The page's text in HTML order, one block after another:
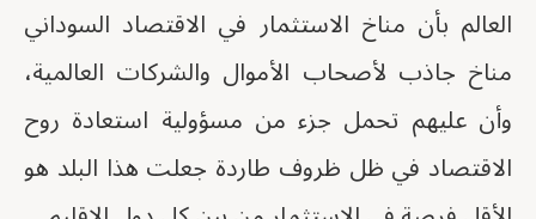
العالم بأن مناخ الاستثمار في الاقتصاد السوداني
مناخ جاذب لأصحاب الأموال والشركات العالمية،
وأن عليهم تحمل جزء من مسؤولية استعادة روح
الاقتصاد في ظل ظروف طاردة جعلت هذا البلد هو